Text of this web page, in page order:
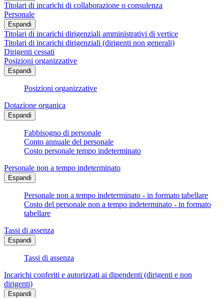
Titolari di incarichi di collaborazione o consulenza
Personale
Espandi
Titolari di incarichi dirigenziali amministrativi di vertice
Titolari di incarichi dirigenziali (dirigenti non generali)
Dirigenti cessati
Posizioni organizzative
Espandi
Posizioni organizzative
Dotazione organica
Espandi
Fabbisogno di personale
Conto annuale del personale
Costo personale tempo indeterminato
Personale non a tempo indeterminato
Espandi
Personale non a tempo indeterminato - in formato tabellare
Costo del personale non a tempo indeterminato - in formato
tabellare
Tassi di assenza
Espandi
Tassi di assenza
Incarichi conferiti e autorizzati ai dipendenti (dirigenti e non
dirigenti)
Espandi